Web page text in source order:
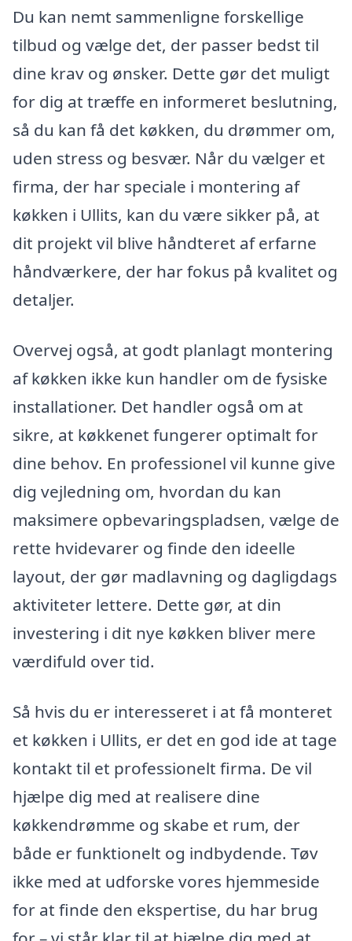
Du kan nemt sammenligne forskellige
tilbud og vælge det, der passer bedst til
dine krav og ønsker. Dette gør det muligt
for dig at træffe en informeret beslutning,
så du kan få det køkken, du drømmer om,
uden stress og besvær. Når du vælger et
firma, der har speciale i montering af
køkken i Ullits, kan du være sikker på, at
dit projekt vil blive håndteret af erfarne
håndværkere, der har fokus på kvalitet og
detaljer.
Overvej også, at godt planlagt montering
af køkken ikke kun handler om de fysiske
installationer. Det handler også om at
sikre, at køkkenet fungerer optimalt for
dine behov. En professionel vil kunne give
dig vejledning om, hvordan du kan
maksimere opbevaringspladsen, vælge de
rette hvidevarer og finde den ideelle
layout, der gør madlavning og dagligdags
aktiviteter lettere. Dette gør, at din
investering i dit nye køkken bliver mere
værdifuld over tid.
Så hvis du er interesseret i at få monteret
et køkken i Ullits, er det en god ide at tage
kontakt til et professionelt firma. De vil
hjælpe dig med at realisere dine
køkkendrømme og skabe et rum, der
både er funktionelt og indbydende. Tøv
ikke med at udforske vores hjemmeside
for at finde den ekspertise, du har brug